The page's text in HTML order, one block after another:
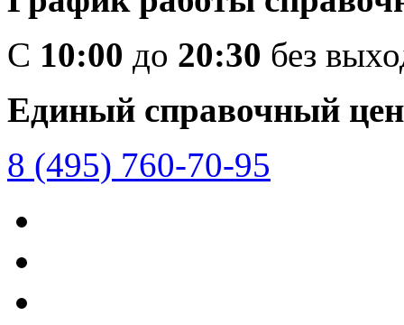
C 10:00 до 20:30 без
Единый справочный
8 (495) 760-70-95